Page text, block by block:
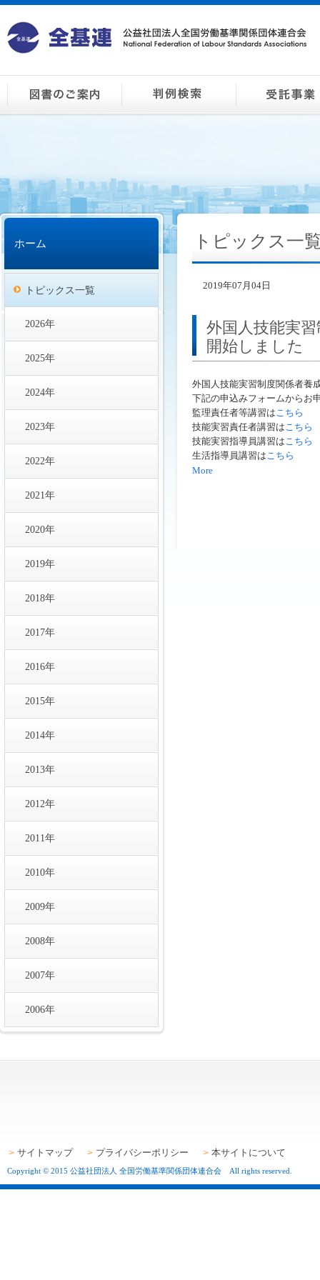
ホーム
トピックス一覧
2026年
2025年
2024年
2023年
2022年
2021年
2020年
2019年
2018年
2017年
2016年
2015年
2014年
2013年
2012年
2011年
2010年
2009年
2008年
2007年
2006年
トピックス一
2019年07月04日
外国人技能実
開始しました
外国人技能実習制度関係者養
下記の申込みフォームからお
監理責任者等講習は こちら
技能実習責任者講習は こちら
技能実習指導員講習は こちら
生活指導員講習は こちら
More
サイトマップ プライバシーポリシー 本サイトについて
Copyright © 2015 公益社団法人 全国労働基準関係団体連合会 All rights reserved.